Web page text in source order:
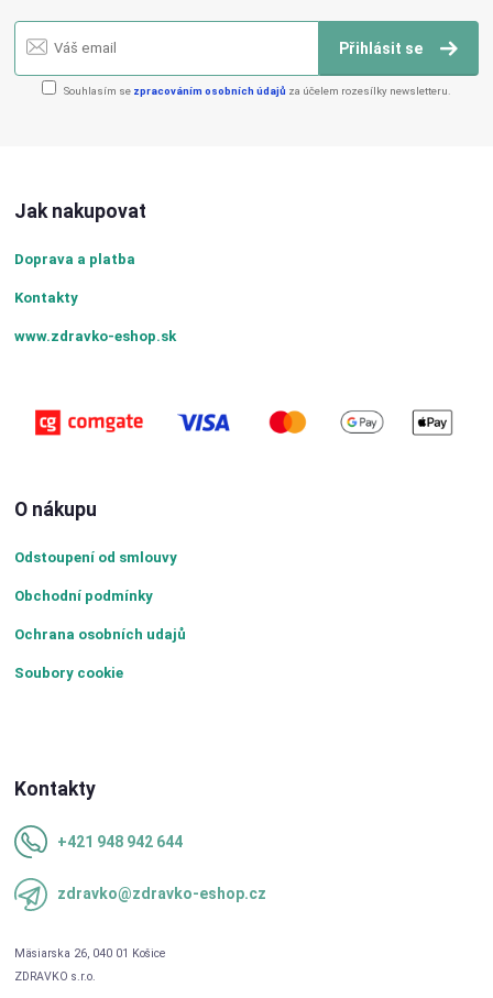
Přihlásit se
Souhlasím se zpracováním osobních údajů za účelem rozesílky newsletteru.
Jak nakupovat
Doprava a platba
Kontakty
www.zdravko-eshop.sk
O nákupu
Odstoupení od smlouvy
Obchodní podmínky
Ochrana osobních udajů
Soubory cookie
Kontakty
+421 948 942 644
zdravko@zdravko-eshop.cz